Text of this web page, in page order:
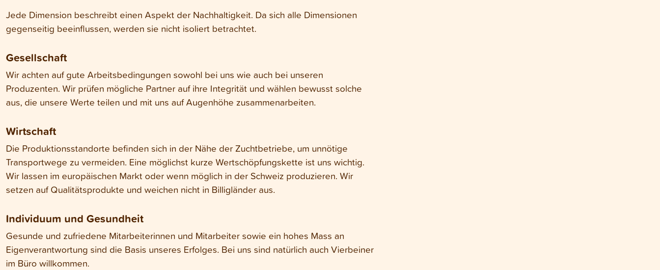
Jede Dimension beschreibt einen Aspekt der Nachhaltigkeit. Da sich alle Dimensionen
gegenseitig beeinflussen, werden sie nicht isoliert betrachtet.
Gesellschaft
Wir achten auf gute Arbeitsbedingungen sowohl bei uns wie auch bei unseren
Produzenten. Wir prüfen mögliche Partner auf ihre Integrität und wählen bewusst solche
aus, die unsere Werte teilen und mit uns auf Augenhöhe zusammenarbeiten.
Wirtschaft
Die Produktionsstandorte befinden sich in der Nähe der Zuchtbetriebe, um unnötige
Transportwege zu vermeiden. Eine möglichst kurze Wertschöpfungskette ist uns wichtig.
Wir lassen im europäischen Markt oder wenn möglich in der Schweiz produzieren. Wir
setzen auf Qualitätsprodukte und weichen nicht in Billigländer aus.
Individuum und Gesundheit
Gesunde und zufriedene Mitarbeiterinnen und Mitarbeiter sowie ein hohes Mass an
Eigenverantwortung sind die Basis unseres Erfolges. Bei uns sind natürlich auch Vierbeiner
im Büro willkommen.